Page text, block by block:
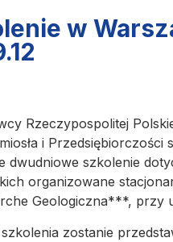
w
Rzeczypospolitej
i Przedsiębiorczości
dwudniowe szkolenie
organizowane
Geologiczna***, przy
zostanie